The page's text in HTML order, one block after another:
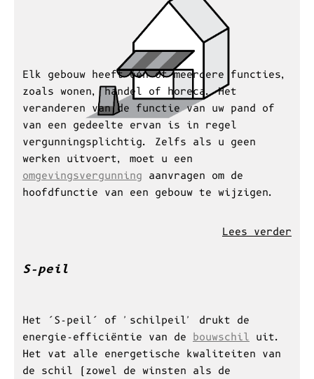
Elk gebouw heeft één of meerdere functies,
zoals wonen, handel of horeca. Het
veranderen van de functie van uw pand of
van een gedeelte ervan is in regel
vergunningsplichtig. Zelfs als u geen